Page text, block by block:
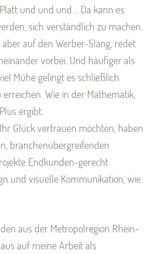
und und und … Da kann es
sich verständlich zu machen.
auf den Werber-Slang, redet
vorbei. Und häufiger als
Mühe gelingt es schließlich
Wie in der Mathematik,
ergibt.
Glück vertrauen möchten, haben
branchenübergreifenden
Endkunden-gerecht
und visuelle Kommunikation, wie
aus der Metropolregion Rhein-
auf meine Arbeit als